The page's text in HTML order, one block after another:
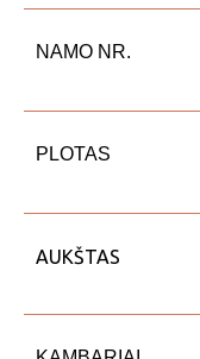
NAMO NR.
PLOTAS
AUKŠTAS